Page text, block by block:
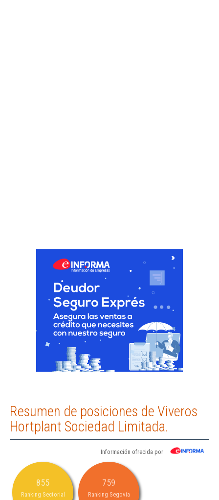
Resumen de posiciones de Viveros
Hortplant Sociedad Limitada.
Información ofrecida por
855
Ranking Sectorial
759
Ranking Segovia